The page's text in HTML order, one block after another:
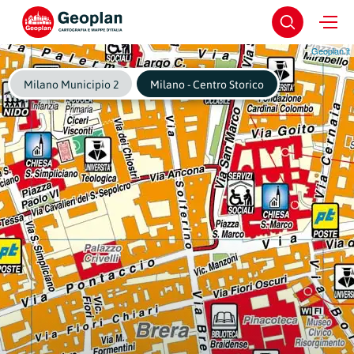
Geoplan.it
Milano Municipio 2 Milano - Centro Storico